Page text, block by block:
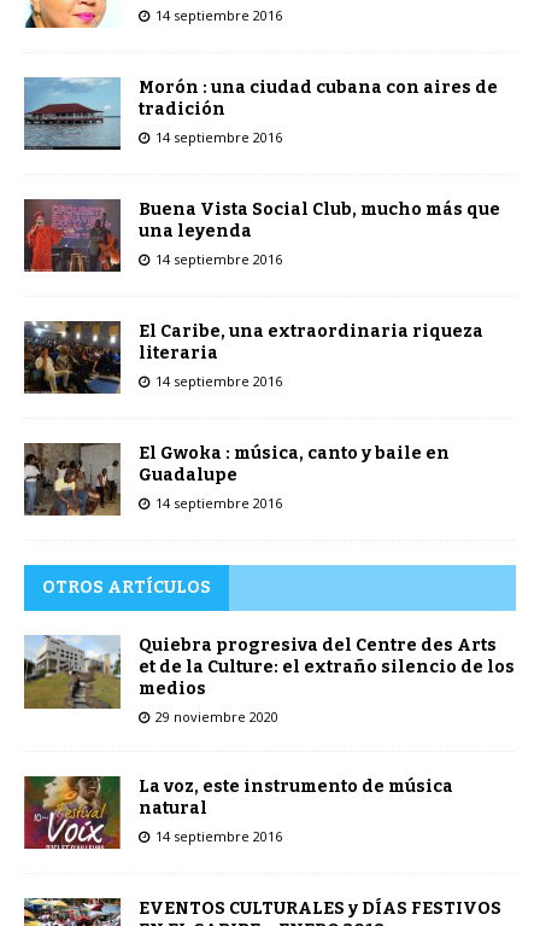
14 septiembre 2016
Morón : una ciudad cubana con aires de
tradición
14 septiembre 2016
Buena Vista Social Club, mucho más que
una leyenda
14 septiembre 2016
El Caribe, una extraordinaria riqueza
literaria
14 septiembre 2016
El Gwoka : música, canto y baile en
Guadalupe
14 septiembre 2016
OTROS ARTÍCULOS
Quiebra progresiva del Centre des Arts
et de la Culture: el extraño silencio de los
medios
29 noviembre 2020
La voz, este instrumento de música
natural
14 septiembre 2016
EVENTOS CULTURALES y DÍAS FESTIVOS